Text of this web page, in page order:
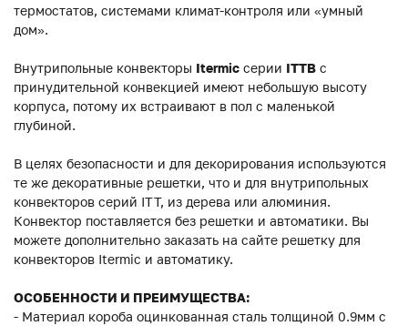
термостатов, системами климат-контроля или «умный
дом».
Внутрипольные конвекторы Itermic серии ITTB с
принудительной конвекцией имеют небольшую высоту
корпуса, потому их встраивают в пол с маленькой
глубиной.
В целях безопасности и для декорирования используются
те же декоративные решетки, что и для внутрипольных
конвекторов серий ITT, из дерева или алюминия.
Конвектор поставляется без решетки и автоматики. Вы
можете дополнительно заказать на сайте решетку для
конвекторов Itermic и автоматику.
ОСОБЕННОСТИ И ПРЕИМУЩЕСТВА:
- Материал короба оцинкованная сталь толщиной 0.9мм с